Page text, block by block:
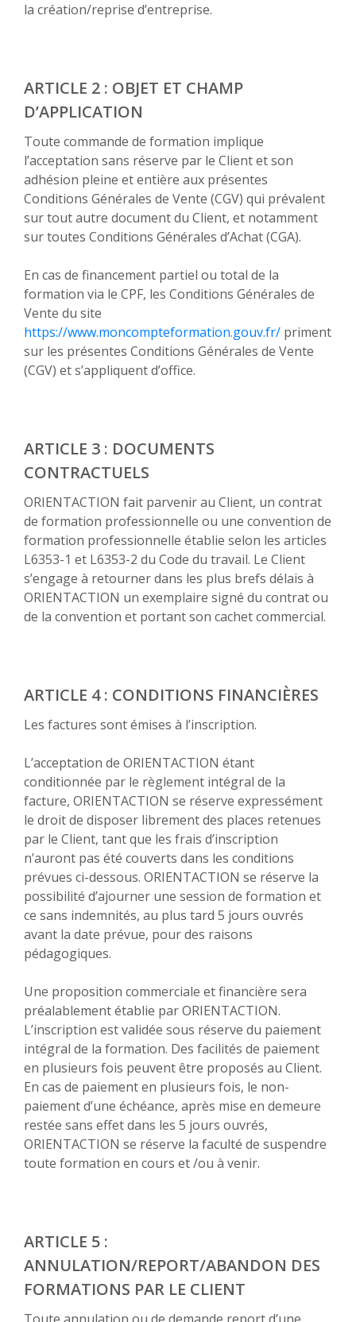
la création/reprise d’entreprise.
ARTICLE 2 : OBJET ET CHAMP
D’APPLICATION
Toute commande de formation implique
l’acceptation sans réserve par le Client et son
adhésion pleine et entière aux présentes
Conditions Générales de Vente (CGV) qui prévalent
sur tout autre document du Client, et notamment
sur toutes Conditions Générales d’Achat (CGA).
En cas de financement partiel ou total de la
formation via le CPF, les Conditions Générales de
Vente du site
https://www.moncompteformation.gouv.fr/ priment
sur les présentes Conditions Générales de Vente
(CGV) et s’appliquent d’office.
ARTICLE 3 : DOCUMENTS
CONTRACTUELS
ORIENTACTION fait parvenir au Client, un contrat
de formation professionnelle ou une convention de
formation professionnelle établie selon les articles
L6353-1 et L6353-2 du Code du travail. Le Client
s’engage à retourner dans les plus brefs délais à
ORIENTACTION un exemplaire signé du contrat ou
de la convention et portant son cachet commercial.
ARTICLE 4 : CONDITIONS FINANCIÈRES
Les factures sont émises à l’inscription.
L’acceptation de ORIENTACTION étant
conditionnée par le règlement intégral de la
facture, ORIENTACTION se réserve expressément
le droit de disposer librement des places retenues
par le Client, tant que les frais d’inscription
n’auront pas été couverts dans les conditions
prévues ci-dessous. ORIENTACTION se réserve la
possibilité d’ajourner une session de formation et
ce sans indemnités, au plus tard 5 jours ouvrés
avant la date prévue, pour des raisons
pédagogiques.
Une proposition commerciale et financière sera
préalablement établie par ORIENTACTION.
L’inscription est validée sous réserve du paiement
intégral de la formation. Des facilités de paiement
en plusieurs fois peuvent être proposés au Client.
En cas de paiement en plusieurs fois, le non-
paiement d’une échéance, après mise en demeure
restée sans effet dans les 5 jours ouvrés,
ORIENTACTION se réserve la faculté de suspendre
toute formation en cours et /ou à venir.
ARTICLE 5 :
ANNULATION/REPORT/ABANDON DES
FORMATIONS PAR LE CLIENT